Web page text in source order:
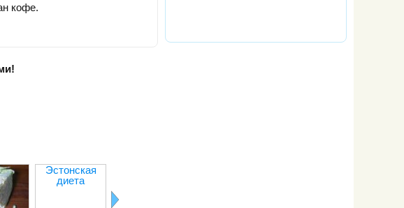
кофе.
Эстонская
диета